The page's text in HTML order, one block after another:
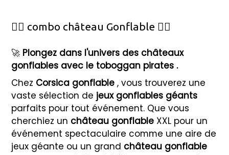
🦸‍♂️ combo château Gonflable 🦸‍♀️
🚀 Plongez dans l'univers des châteaux
gonflables avec le toboggan pirates .
Chez Corsica gonflable , vous trouverez une
vaste sélection de jeux gonflables géants
parfaits pour tout événement. Que vous
cherchiez un château gonflable XXL pour un
événement spectaculaire comme une aire de
jeux géante ou un grand château gonflable